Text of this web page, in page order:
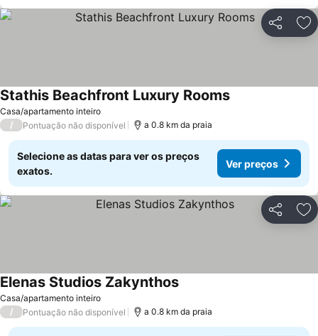
Partilhar
Casa/apartamento inteiro
Stathis Beachfront Luxury Rooms
/ Pontuação não disponível a 0.8 km da praia
Selecione as datas para ver os preços
exatos.
Ver preços
Partilhar
Casa/apartamento inteiro
Elenas Studios Zakynthos
/ Pontuação não disponível a 0.8 km da praia